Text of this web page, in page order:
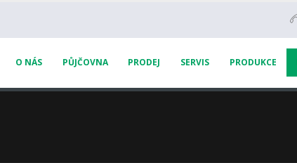
O NÁS PŮJČOVNA PRODEJ SERVIS PRODUKCE